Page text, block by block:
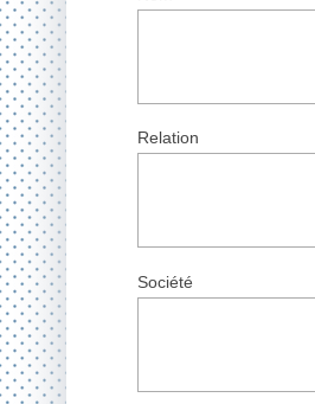
Relation
Société